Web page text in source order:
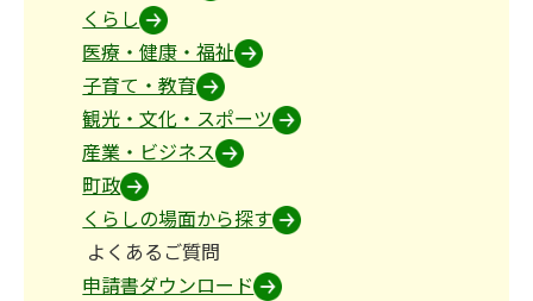
くらし
医療・健康・福祉
子育て・教育
観光・文化・スポーツ
産業・ビジネス
町政
くらしの場面から探す
よくあるご質問
申請書ダウンロード